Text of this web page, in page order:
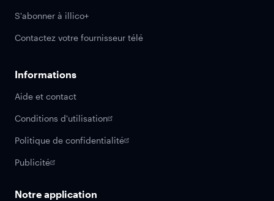
S'abonner à illico+
Contactez votre fournisseur télé
Informations
Aide et contact
Conditions d'utilisation
Politique de confidentialité
Publicité
Notre application